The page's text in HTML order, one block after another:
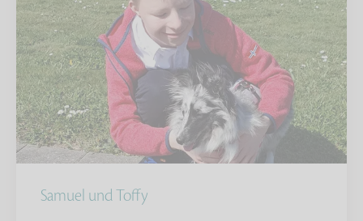
Samuel und Toffy